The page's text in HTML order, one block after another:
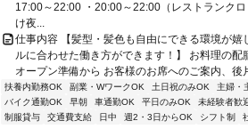
17:00～22:00 ・20:00～22:00（レストランク
け夜...
仕事内容 【髪型・髪色も自由にできる環境が嬉
ルに合わせた働き方ができます！】 お料理の
オープン準備から お客様のお席へのご案内、後
扶養内勤務OK 副業・WワークOK 土日祝のみOK 主婦・
バイク通勤OK
早朝 車通勤OK 平日のみOK 未経験者歓
制服貸与
交通費支給 日中 週2・3日からOK シフト制